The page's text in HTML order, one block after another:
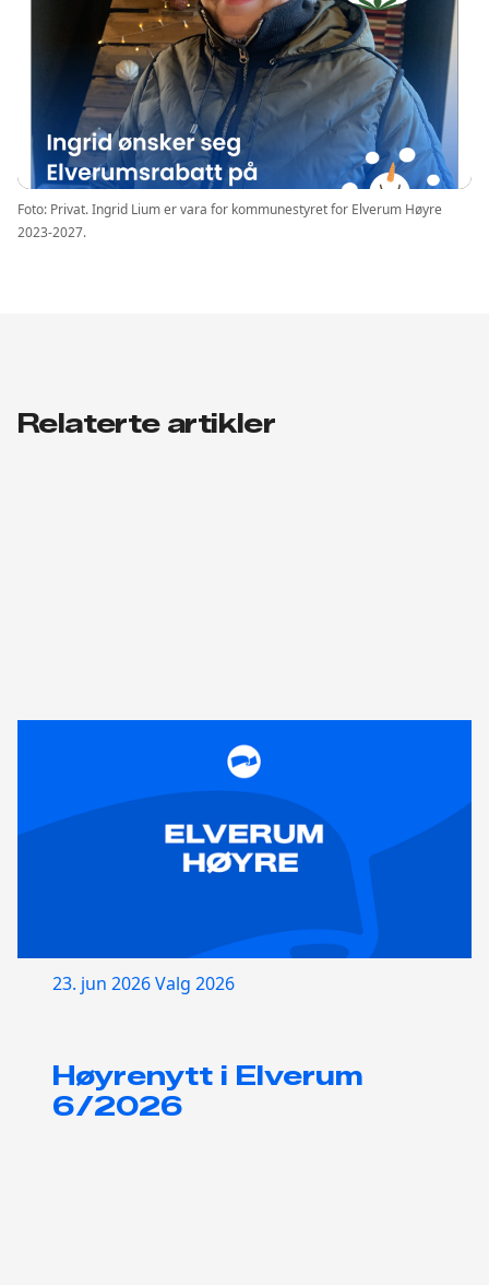
Foto: Privat. Ingrid Lium er vara for kommunestyret for Elverum Høyre
2023-2027.
Relaterte artikler
23. jun 2026Valg 2026
Høyrenytt i Elverum
6/2026